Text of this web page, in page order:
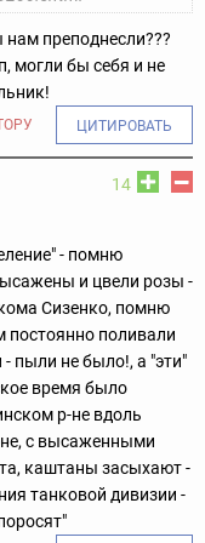
преподнесли???
могли бы себя и не
ЦИТИРОВАТЬ
14
- помню
и цвели розы -
Сизенко, помню
постоянно поливали
пыли не было!, а "эти"
время было
р-не вдоль
с высаженными
каштаны засыхают -
танковой дивизии -